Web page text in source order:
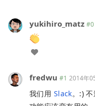
yukihiro_matz #0
fredwu #1 2014年
我们用 Slack。:)